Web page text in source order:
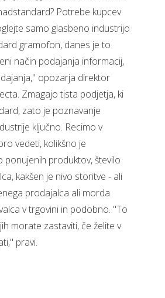
Potrebe kupcev
samo glasbeno industrijo
gramofon, danes je to
način podajanja informacij,
opozarja direktor
Zmagajo tista podjetja, ki
zato je poznavanje
ključno. Recimo v
vedeti, kolikšno je
ponujenih produktov, število
kakšen je nivo storitve - ali
prodajalca ali morda
v trgovini in podobno. "To
morate zastaviti, če želite v
pravi.